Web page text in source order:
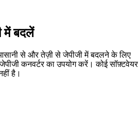
में बदलें
से और तेज़ी से जेपीजी में बदलने के लिए
कनवर्टर का उपयोग करें। कोई सॉफ़्टवेयर
है।